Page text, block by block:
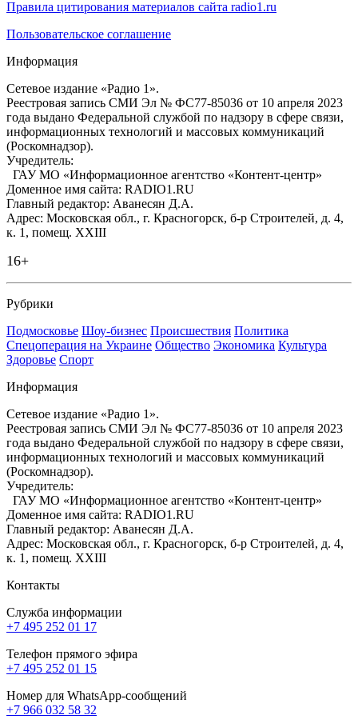
Правила цитирования материалов сайта radio1.ru
Пользовательское соглашение
Информация
Сетевое издание «Радио 1».
Реестровая запись СМИ Эл № ФС77-85036 от 10 апреля 2023
года выдано Федеральной службой по надзору в сфере связи,
информационных технологий и массовых коммуникаций
(Роскомнадзор).
Учредитель:
ГАУ МО «Информационное агентство «Контент-центр»
Доменное имя сайта: RADIO1.RU
Главный редактор: Аванесян Д.А.
Адрес: Московская обл., г. Красногорск, б-р Строителей, д. 4,
к. 1, помещ. XXIII
16+
Рубрики
Подмосковье Шоу-бизнес Происшествия Политика
Спецоперация на Украине Общество Экономика Культура
Здоровье Спорт
Информация
Сетевое издание «Радио 1».
Реестровая запись СМИ Эл № ФС77-85036 от 10 апреля 2023
года выдано Федеральной службой по надзору в сфере связи,
информационных технологий и массовых коммуникаций
(Роскомнадзор).
Учредитель:
ГАУ МО «Информационное агентство «Контент-центр»
Доменное имя сайта: RADIO1.RU
Главный редактор: Аванесян Д.А.
Адрес: Московская обл., г. Красногорск, б-р Строителей, д. 4,
к. 1, помещ. XXIII
Контакты
Служба информации
+7 495 252 01 17
Телефон прямого эфира
+7 495 252 01 15
Номер для WhatsApp-сообщений
+7 966 032 58 32